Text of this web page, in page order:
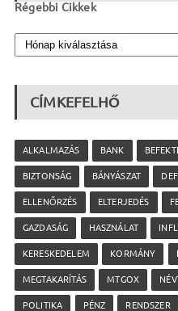
Régebbi Cikkek
CÍMKEFELHŐ
ALKALMAZÁS BANK
BIZTONSÁG BÁNYÁSZAT
ELLENŐRZÉS ELTERJEDÉS
GAZDASÁG HASZNÁLAT
KERESKEDELEM KORMÁNY
MEGTAKARÍTÁS MTGOX
POLITIKA PÉNZ RENDSZER